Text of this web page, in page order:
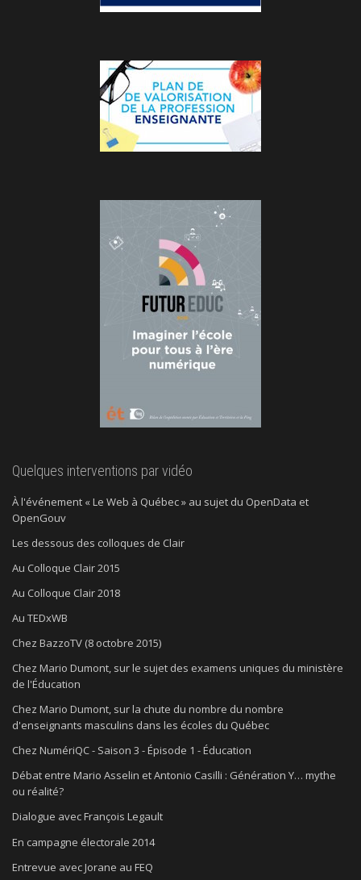
Quelques interventions par vidéo
À l'événement « Le Web à Québec » au sujet du OpenData et
OpenGouv
Les dessous des colloques de Clair
Au Colloque Clair 2015
Au Colloque Clair 2018
Au TEDxWB
Chez BazzoTV (8 octobre 2015)
Chez Mario Dumont, sur le sujet des examens uniques du ministère
de l'Éducation
Chez Mario Dumont, sur la chute du nombre du nombre
d'enseignants masculins dans les écoles du Québec
Chez NumériQC - Saison 3 - Épisode 1 - Éducation
Débat entre Mario Asselin et Antonio Casilli : Génération Y… mythe
ou réalité?
Dialogue avec François Legault
En campagne électorale 2014
Entrevue avec Jorane au FEQ